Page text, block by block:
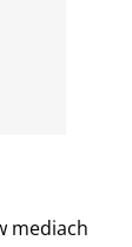
mediach